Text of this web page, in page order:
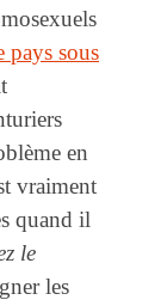
pays sous
en
vraiment
quand il
le
les